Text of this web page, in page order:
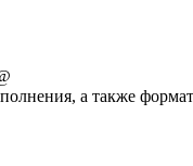
а также